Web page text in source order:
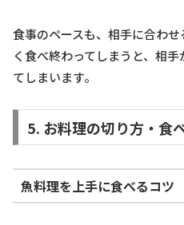
食事のペースも、相手に合わ
く食べ終わってしまうと、相
てしまいます。
5. お料理の切り方・食
魚料理を上手に食べるコツ